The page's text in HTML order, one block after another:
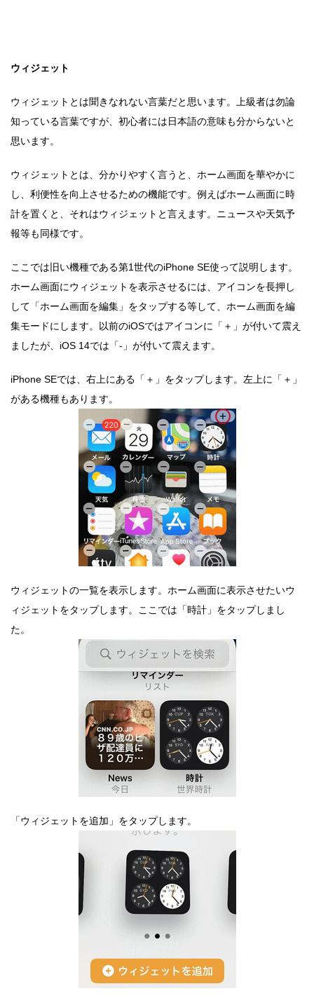
ウィジェット
ウィジェットとは聞きなれない言葉だと思います。上級者は勿論
知っている言葉ですが、初心者には日本語の意味も分からないと
思います。
ウィジェットとは、分かりやすく言うと、ホーム画面を華やかに
し、利便性を向上させるための機能です。例えばホーム画面に時
計を置くと、それはウィジェットと言えます。ニュースや天気予
報等も同様です。
ここでは旧い機種である第1世代のiPhone SE使って説明します。
ホーム画面にウィジェットを表示させるには、アイコンを長押し
して「ホーム画面を編集」をタップする等して、ホーム画面を編
集モードにします。以前のiOSではアイコンに「＋」が付いて震え
ましたが、iOS 14では「-」が付いて震えます。
iPhone SEでは、右上にある「＋」をタップします。左上に「＋」
がある機種もあります。
ウィジェットの一覧を表示します。ホーム画面に表示させたいウ
ィジェットをタップします。ここでは「時計」をタップしまし
た。
「ウィジェットを追加」をタップします。